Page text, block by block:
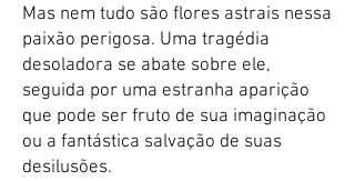
Mas nem tudo são flores astrais nessa
paixão perigosa. Uma tragédia
desoladora se abate sobre ele,
seguida por uma estranha aparição
que pode ser fruto de sua imaginação
ou a fantástica salvação de suas
desilusões.